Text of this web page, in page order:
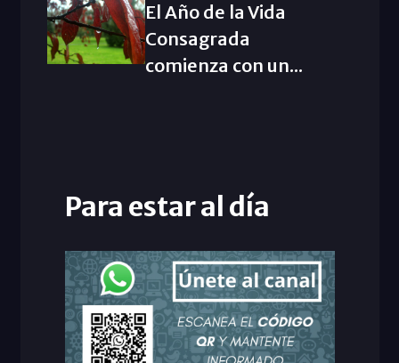
El Año de la Vida
Consagrada
comienza con un...
Para estar al día